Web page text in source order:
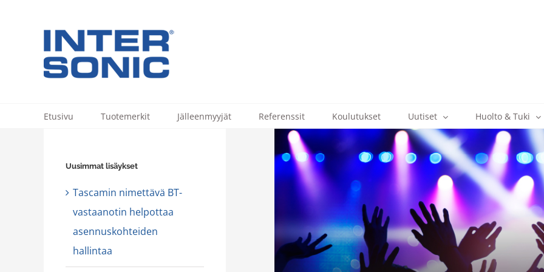
Etusivu Tuotemerkit Jälleenmyyjät Referenssit Koulutukset Uutiset Huolto & Tuki
View
Larger
Image
Uusimmat lisäykset
Tascamin nimettävä BT-
vastaanotin helpottaa
asennuskohteiden
hallintaa